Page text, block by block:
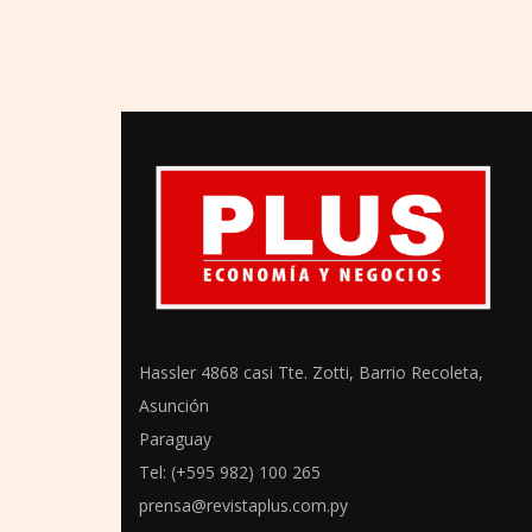
Hassler 4868 casi Tte. Zotti, Barrio Recoleta,
Asunción
Paraguay
Tel: (+595 982) 100 265
prensa@revistaplus.com.py